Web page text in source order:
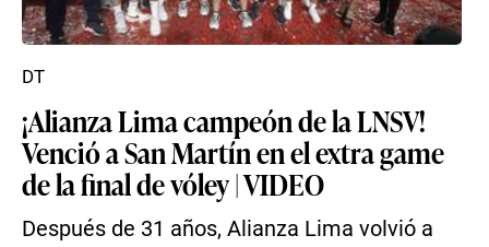
¡Alianza Lima campeón de la LNSV!
Venció a San Martín en el extra game
de la final de vóley | VIDEO
Después de 31 años, Alianza Lima volvió a
DT